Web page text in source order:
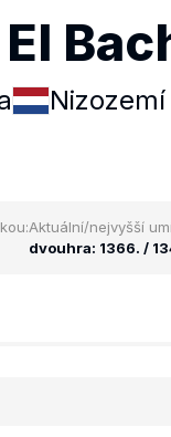
Nizozemí
Aktuální/nejvyšší
dvouhra: 1366. /